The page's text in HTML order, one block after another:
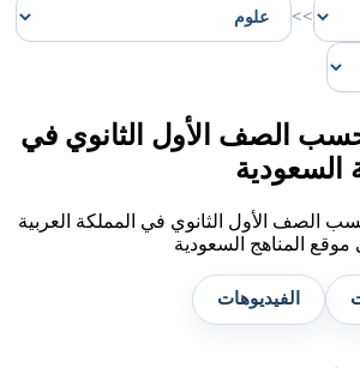
>>
الصف الأول الثانوي في
السعودية
الصف الأول الثانوي في المملكة العربية
موقع المناهج السعودية
الفيديوهات